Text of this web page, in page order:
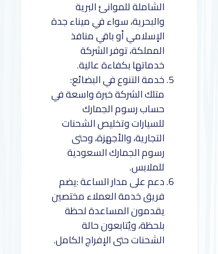
الشاملة للموانئ البرية
والبحرية، سواء في ميناء جدة
الإسلامي أو باقي منافذ
المملكة، توفر الشركة
خدماتها بكفاءة عالية.
خدمة التنوع في البضائع:
متلك الشركة خبرة واسعة في
حساب رسوم الجمارك
للسيارات وتخليص الشحنات
التجارية، والأجهزة، وحتى
رسوم الجمارك السعودية
للملابس.
دعم على مدار الساعة :يضم
فريق خدمة العملاء مختصين
يقدمون المساعدة لحظة
بلحظة، ويُتابعون حالة
الشحنات حتى الإفراج الكامل.